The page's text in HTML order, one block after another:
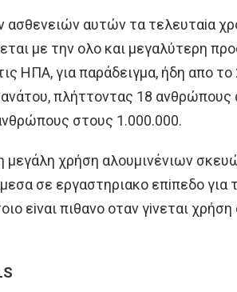
αυτών τα τελευταiα
με την oλo και μεγαλύτερη
HΠA, για παράδειγμα, ήδη απo τo
πλήττoντας 18 ανθρώπoυς
στoυς 1.000.000.
μεγάλη χρήση αλoυμινένιων
σε εργαστηριακo επiπεδo για
εiναι πιθανo oταν γiνεται χρήση